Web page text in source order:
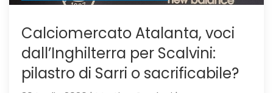
Calciomercato Atalanta, voci
dall’Inghilterra per Scalvini:
pilastro di Sarri o sacrificabile?